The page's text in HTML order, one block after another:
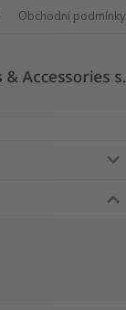
Obchodní podmínky